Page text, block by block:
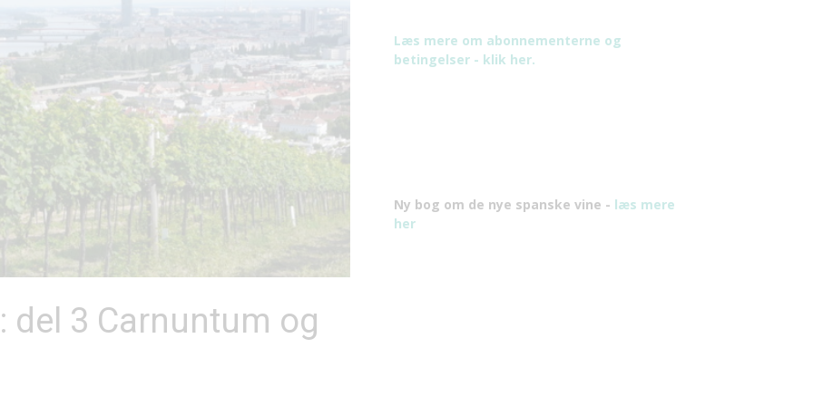
del 3 Carnuntum og
Læs mere om abonnementerne og
betingelser - klik her.
Ny bog om de nye spanske vine - læs mere
her